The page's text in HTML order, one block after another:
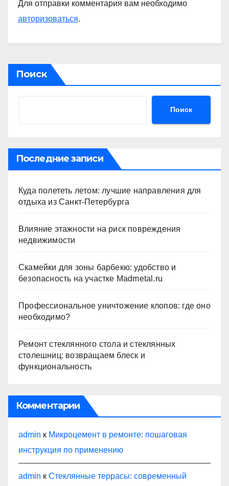
Для отправки комментария вам необходимо
авторизоваться.
Поиск
Поиск
Последние записи
Куда полететь летом: лучшие направления для
отдыха из Санкт-Петербурга
Влияние этажности на риск повреждения
недвижимости
Скамейки для зоны барбекю: удобство и
безопасность на участке Madmetal.ru
Профессиональное уничтожение клопов: где оно
необходимо?
Ремонт стеклянного стола и стеклянных
столешниц: возвращаем блеск и
функциональность
Комментарии
admin к Микроцемент в ремонте: пошаговая
инструкция по применению
admin к Стеклянные террасы: современный